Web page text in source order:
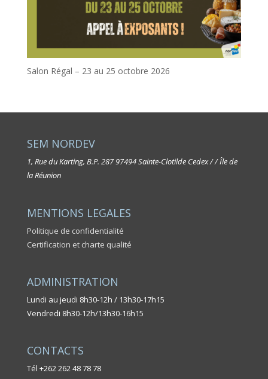
Salon Régal – 23 au 25 octobre 2026
SEM NORDEV
1, Rue du Karting, B.P. 28797494 Sainte-Clotilde Cedex / / Île de
la Réunion
MENTIONS LEGALES
Politique de confidentialité
Certification et charte qualité
ADMINISTRATION
Lundi au jeudi 8h30-12h / 13h30-17h15
Vendredi 8h30-12h/13h30-16h15
CONTACTS
Tél +262 262 48 78 78